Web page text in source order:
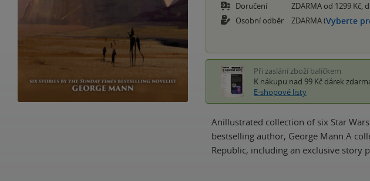
Doručení
ZDARMA od 1299 Kč,
Osobní odběr
ZDARMA (Vyberte
Při zaslání zboží balíčkem
K nákupu nad 99 Kč dárek
E-shopové listy
Anillustrated collection of six Star
bestselling author, George Mann.A
Republic, including an exclusive